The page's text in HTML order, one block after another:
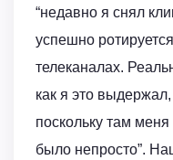
“недавно я снял
успешно
телеканалах.
как я это
поскольку там
было непросто”.